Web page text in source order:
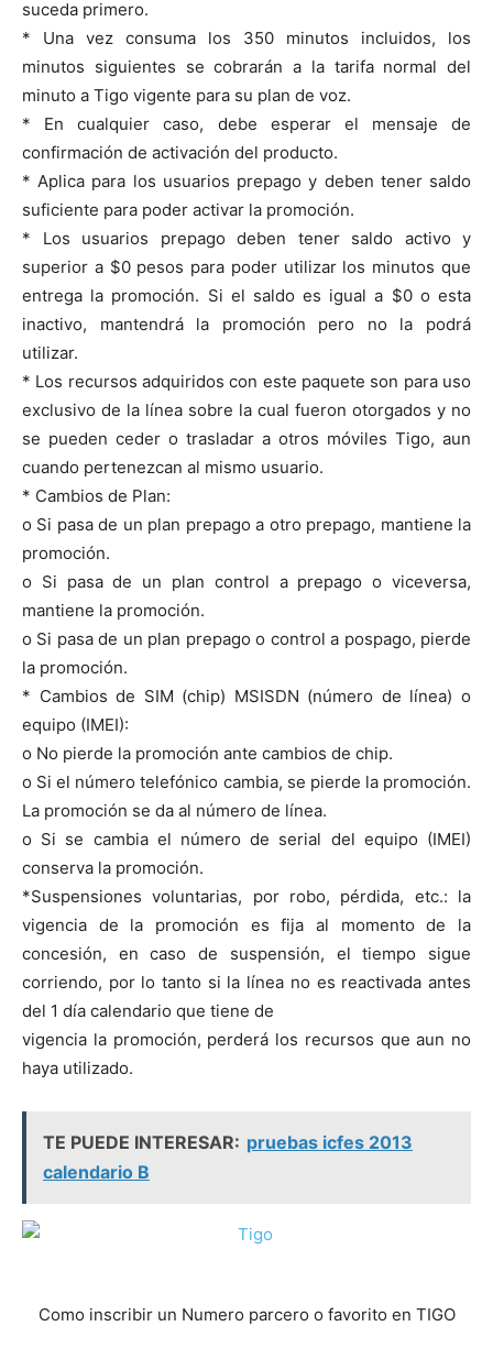
suceda primero.
* Una vez consuma los 350 minutos incluidos, los
minutos siguientes se cobrarán a la tarifa normal del
minuto a Tigo vigente para su plan de voz.
* En cualquier caso, debe esperar el mensaje de
confirmación de activación del producto.
* Aplica para los usuarios prepago y deben tener saldo
suficiente para poder activar la promoción.
* Los usuarios prepago deben tener saldo activo y
superior a $0 pesos para poder utilizar los minutos que
entrega la promoción. Si el saldo es igual a $0 o esta
inactivo, mantendrá la promoción pero no la podrá
utilizar.
* Los recursos adquiridos con este paquete son para uso
exclusivo de la línea sobre la cual fueron otorgados y no
se pueden ceder o trasladar a otros móviles Tigo, aun
cuando pertenezcan al mismo usuario.
* Cambios de Plan:
o Si pasa de un plan prepago a otro prepago, mantiene la
promoción.
o Si pasa de un plan control a prepago o viceversa,
mantiene la promoción.
o Si pasa de un plan prepago o control a pospago, pierde
la promoción.
* Cambios de SIM (chip) MSISDN (número de línea) o
equipo (IMEI):
o No pierde la promoción ante cambios de chip.
o Si el número telefónico cambia, se pierde la promoción.
La promoción se da al número de línea.
o Si se cambia el número de serial del equipo (IMEI)
conserva la promoción.
*Suspensiones voluntarias, por robo, pérdida, etc.: la
vigencia de la promoción es fija al momento de la
concesión, en caso de suspensión, el tiempo sigue
corriendo, por lo tanto si la línea no es reactivada antes
del 1 día calendario que tiene de
vigencia la promoción, perderá los recursos que aun no
haya utilizado.
TE PUEDE INTERESAR: pruebas icfes 2013
calendario B
Como inscribir un Numero parcero o favorito en TIGO